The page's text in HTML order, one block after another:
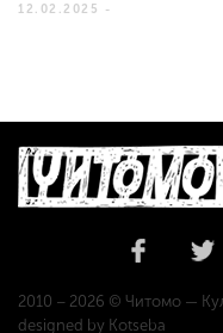
12.02.2025 -
2010 – 2026 © Читомо —
designed by Kotseba